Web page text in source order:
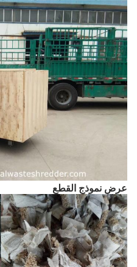
عرض نموذج القطع